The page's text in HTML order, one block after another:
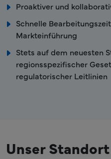
Proaktiver und
Schnelle
Markteinführung
Stets auf dem neuesten
regionsspezifischer
regulatorischer Leitlinien
Unser